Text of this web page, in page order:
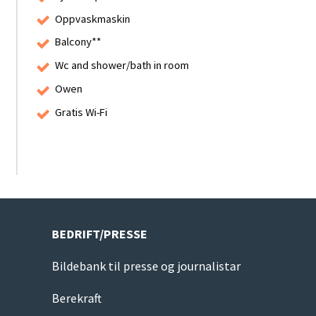
Oppvaskmaskin
Balcony**
Wc and shower/bath in room
Owen
Gratis Wi-Fi
BEDRIFT/PRESSE
Bildebank til presse og journalistar
Berekraft